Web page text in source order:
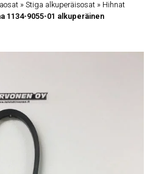
»Stiga alkuperäisosat » Hihnat
1134-9055-01 alkuperäinen